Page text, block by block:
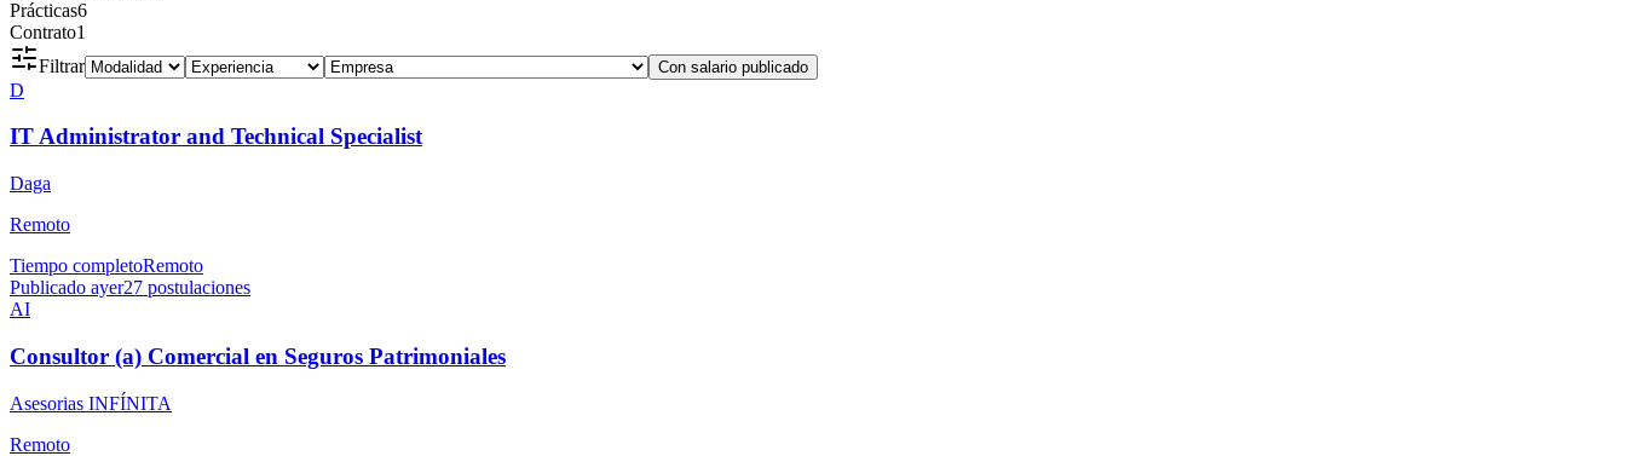
Prácticas6
Contrato1
Filtrar
Con salario publicado
D
IT Administrator and Technical Specialist
Daga
Remoto
Tiempo completoRemoto
Publicado ayer27 postulaciones
AI
Consultor (a) Comercial en Seguros Patrimoniales
Asesorias INFÍNITA
Remoto